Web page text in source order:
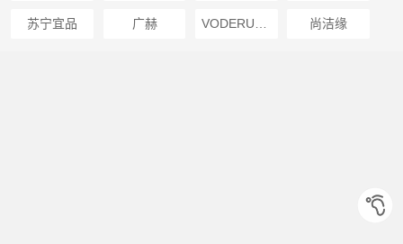
苏宁宜品 广赫 尚洁缘